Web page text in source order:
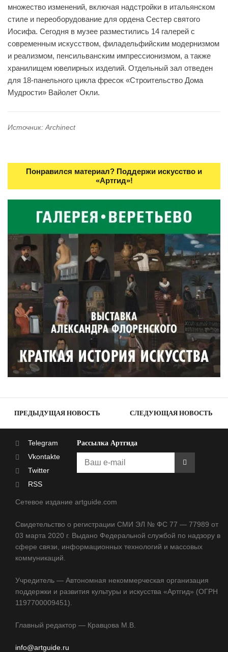
множество изменений, включая надстройки в итальянском
стиле и переоборудование для ордена Сестер святого
Иосифа. Сегодня в музее разместились 14 галерей с
современным искусством, филадельфийским модернизмом
и реализмом, пенсильванским импрессионизмом, а также
хранилищем ювелирных изделий. Отдельный зал отведен
для 18-панельного цикла фресок «Строительство Дома
Мудрости» Вайолет Окли.
Источник: Archinect
Понравился материал? Поддержи искусство и
«Артгид»!
ПРЕДЫДУЩАЯ НОВОСТЬ СЛЕДУЮЩАЯ НОВОСТЬ
Telegram
Vkontakte
Twitter
RSS
Рассылка Артгида
Сетевое издание artguide.com
Свидетельство о регистрации СМИ ЭЛ № ФС 77 — 77989 от
03 марта 2020 г. Выдано Федеральной службой по надзору в
сфере связи, информационных технологий и массовых
коммуникаций.
Учредитель — Автономная некоммерческая организация
поддержки и развития культуры и искусства «Артгид» (ОГРН
1197700009451).
Главный редактор — Кравцова М.В.
info@artguide.ru